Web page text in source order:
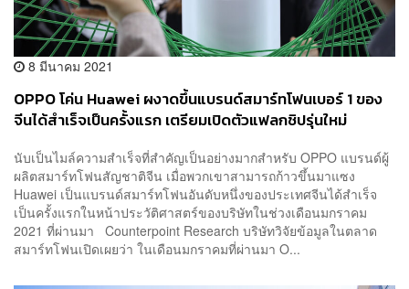
8 มีนาคม 2021
OPPO โค่น Huawei ผงาดขึ้นแบรนด์สมาร์ทโฟนเบอร์ 1 ของ
จีนได้สำเร็จเป็นครั้งแรก เตรียมเปิดตัวแฟลกชิปรุ่นใหม่
นับเป็นไมล์ความสำเร็จที่สำคัญเป็นอย่างมากสำหรับ OPPO แบรนด์ผู้
ผลิตสมาร์ทโฟนสัญชาติจีน เมื่อพวกเขาสามารถก้าวขึ้นมาแซง
Huawei เป็นแบรนด์สมาร์ทโฟนอันดับหนึ่งของประเทศจีนได้สำเร็จ
เป็นครั้งแรกในหน้าประวัติศาสตร์ของบริษัทในช่วงเดือนมกราคม
2021 ที่ผ่านมา Counterpoint Research บริษัทวิจัยข้อมูลในตลาด
สมาร์ทโฟนเปิดเผยว่า ในเดือนมกราคมที่ผ่านมา O...